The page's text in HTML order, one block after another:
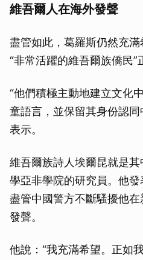
維吾爾人在海外發聲
盡管如此，葛羅斯仍然充
“非常活躍的維吾爾族僑民”
“他們積極主動地建立文化
童語言，並保留其身份認
表示。
維吾爾族詩人埃爾昆就是
學亞非學院的研究員。他發
盡管中國警方不斷騷擾他
發聲。
他說：“我充滿希望。正如